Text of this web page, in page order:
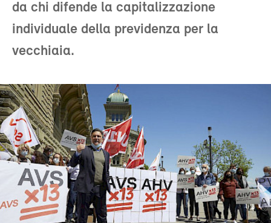
da chi difende la capitalizzazione
individuale della previdenza per la
vecchiaia.